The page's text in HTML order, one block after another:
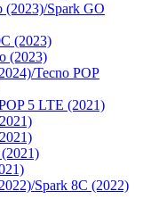
(2023)/Spark GO
(2023)
(2023)
Tecno POP
5 LTE (2021)
Spark 8C (2022)